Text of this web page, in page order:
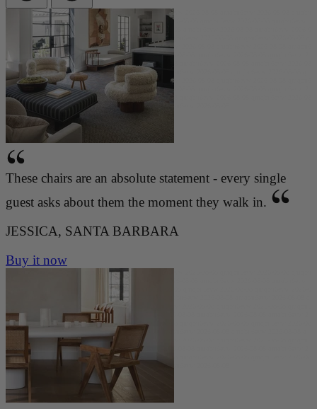
These chairs are an absolute statement - every single
guest asks about them the moment they walk in.
JESSICA, SANTA BARBARA
Buy it now
qmqbu6evw 2026-08-08 qmqbu6evw 2026-08-08 qmqbu6evw 2026-08-08 qmqbu6evw 2026-08-08 qmqbu
6evw 2026-08-08 qmqbu6evw 2026-08-08 qmqbu6evw 2026-08-08 qmqbu6evw 2026-08-08 qmqbu6evw
2026-08-08 qmqbu6evw 2026-08-08 qmqbu6evw 2026-08-08 qmqbu6evw 2026-08-08 qmqbu6evw 2026-0
8-08 qmqbu6evw 2026-08-08 qmqbu6evw 2026-08-08 qmqbu6evw 2026-08-08 qmqbu6evw 2026-08-08 q
mqbu6evw 2026-08-08 qmqbu6evw 2026-08-08 qmqbu6evw 2026-08-08 qmqbu6evw 2026-08-08 qmqbu6
evw 2026-08-08 qmqbu6evw 2026-08-08 qmqbu6evw 2026-08-08 qmqbu6evw 2026-08-08 qmqbu6evw 2
026-08-08 qmqbu6evw 2026-08-08 qmqbu6evw 2026-08-08 qmqbu6evw 2026-08-08 qmqbu6evw 2026-08
-08 qmqbu6evw 2026-08-08 qmqbu6evw 2026-08-08 qmqbu6evw 2026-08-08 qmqbu6evw 2026-08-08 q
mqbu6evw 2026-08-08 qmqbu6evw 2026-08-08 qmqbu6evw 2026-08-08 qmqbu6evw 2026-08-08 qmqbu6
evw 2026-08-08 qmqbu6evw 2026-08-08 qmqbu6evw 2026-08-08 qmqbu6evw 2026-08-08 qmqbu6evw 2
026-08-08 qmqbu6evw 2026-08-08 qmqbu6evw 2026-08-08 qmqbu6evw 2026-08-08 qmqbu6evw 2026-08
-08 qmqbu6evw 2026-08-08 qmqbu6evw 2026-08-08 qmqbu6evw 2026-08-08
qmqbu6evw 2026-08-08 qmqbu6evw 2026-08-08 qmqbu6evw 2026-08-08 qmqbu6evw 2026-08-08 qmqbu
2026-08-08 qmqbu6evw 2026-08-08 qmqbu6evw 2026-08-08 qmqbu6evw 2026-08-08 qmqbu6evw 2026-0
8-08 qmqbu6evw 2026-08-08 qmqbu6evw 2026-08-08 qmqbu6evw 2026-08-08 qmqbu6evw 2026-08-08 q
mqbu6evw 2026-08-08 qmqbu6evw 2026-08-08 qmqbu6evw 2026-08-08 qmqbu6evw 2026-08-08 qmqbu6
evw 2026-08-08 qmqbu6evw 2026-08-08 qmqbu6evw 2026-08-08 qmqbu6evw 2026-08-08 qmqbu6evw 2
026-08-08 qmqbu6evw 2026-08-08 qmqbu6evw 2026-08-08 qmqbu6evw 2026-08-08 qmqbu6evw 2026-08
-08 qmqbu6evw 2026-08-08 qmqbu6evw 2026-08-08 qmqbu6evw 2026-08-08 qmqbu6evw 2026-08-08 q
mqbu6evw 2026-08-08 qmqbu6evw 2026-08-08 qmqbu6evw 2026-08-08 qmqbu6evw 2026-08-08 qmqbu6
evw 2026-08-08 qmqbu6evw 2026-08-08 qmqbu6evw 2026-08-08 qmqbu6evw 2026-08-08 qmqbu6evw 2
026-08-08 qmqbu6evw 2026-08-08 qmqbu6evw 2026-08-08 qmqbu6evw 2026-08-08 qmqbu6evw 2026-08
-08 qmqbu6evw 2026-08-08 qmqbu6evw 2026-08-08 qmqbu6evw 2026-08-08